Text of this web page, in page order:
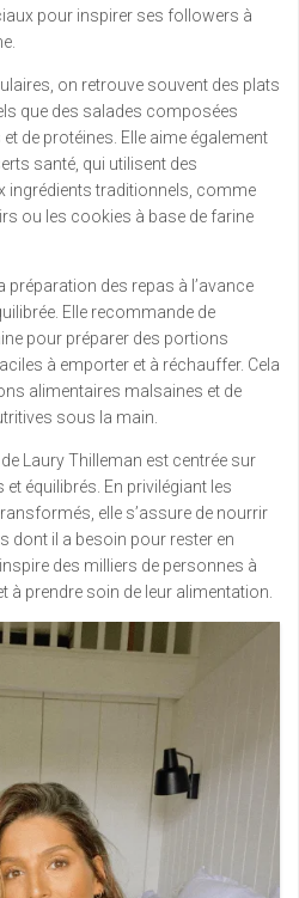
pour inspirer ses followers à
on retrouve souvent des plats
que des salades composées
de protéines. Elle aime également
santé, qui utilisent des
ingrédients traditionnels, comme
ou les cookies à base de farine
préparation des repas à l’avance
Elle recommande de
pour préparer des portions
à emporter et à réchauffer. Cela
alimentaires malsaines et de
sous la main.
Laury Thilleman est centrée sur
équilibrés. En privilégiant les
elle s’assure de nourrir
dont il a besoin pour rester en
des milliers de personnes à
à prendre soin de leur alimentation.